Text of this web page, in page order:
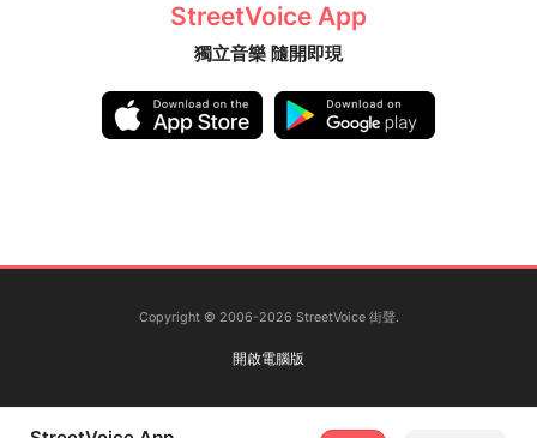
StreetVoice App
獨立音樂 隨開即現
Copyright © 2006-2026 StreetVoice 街聲.
開啟電腦版